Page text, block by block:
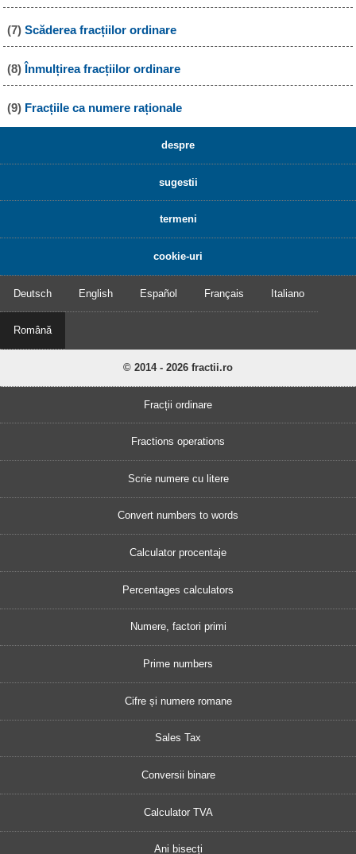
(7) Scăderea fracțiilor ordinare
(8) Înmulțirea fracțiilor ordinare
(9) Fracțiile ca numere raționale
despre
sugestii
termeni
cookie-uri
Deutsch English Español Français Italiano
Română
© 2014 - 2026 fractii.ro
Fracții ordinare
Fractions operations
Scrie numere cu litere
Convert numbers to words
Calculator procentaje
Percentages calculators
Numere, factori primi
Prime numbers
Cifre și numere romane
Sales Tax
Conversii binare
Calculator TVA
Ani bisecți